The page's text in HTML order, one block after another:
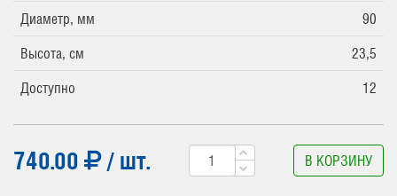
Диаметр, мм
90
Высота, см
23,5
Доступно
12
740.00 / шт. В КОРЗИНУ